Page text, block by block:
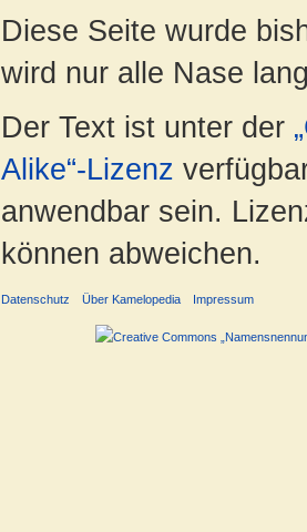
Diese Seite wurde
wird nur alle Nase
Der Text ist unter der
Alike“-Lizenz
anwendbar sein.
können abweichen.
Datenschutz Über Kamelopedia Impressum